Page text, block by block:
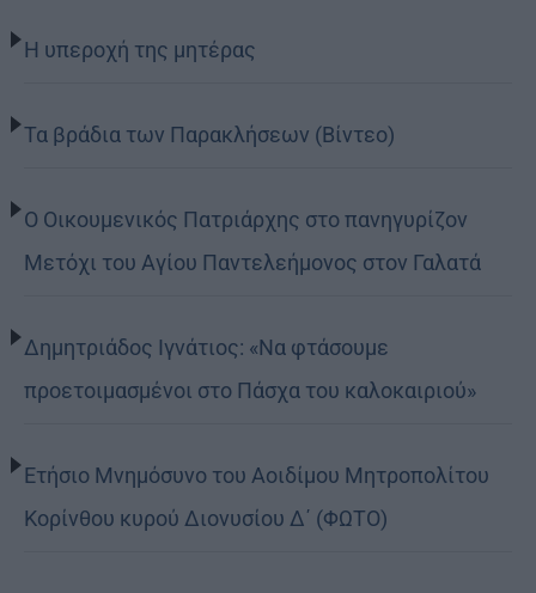
Η υπεροχή της μητέρας
Τα βράδια των Παρακλήσεων (Βίντεο)
Ο Οικουμενικός Πατριάρχης στο πανηγυρίζον
Μετόχι του Αγίου Παντελεήμονος στον Γαλατά
Δημητριάδος Ιγνάτιος: «Να φτάσουμε
προετοιμασμένοι στο Πάσχα του καλοκαιριού»
Ετήσιο Μνημόσυνο του Αοιδίμου Μητροπολίτου
Κορίνθου κυρού Διονυσίου Δ΄ (ΦΩΤΟ)